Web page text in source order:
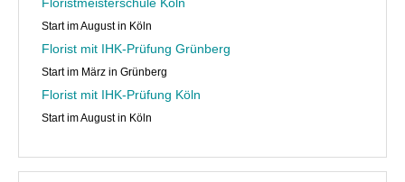
Florist mit IHK-Prüfung in Grünberg
Floristlehrgang mit IHK-Prüfung in Köln
flowerARTinternational
Wir über uns
Start im August in Köln
Florist mit IHK-Prüfung Grünberg
Start im März in Grünberg
Florist mit IHK-Prüfung Köln
Start im August in Köln